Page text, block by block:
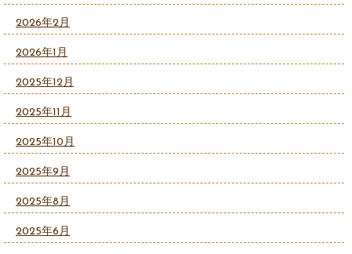
2026年2月
2026年1月
2025年12月
2025年11月
2025年10月
2025年9月
2025年8月
2025年6月